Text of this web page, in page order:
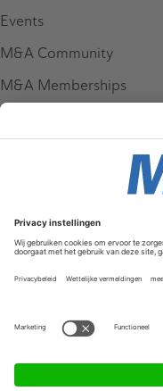
Events
M&A Community
M&A Memberships
Service & Contact
Contact
FAQ
Werken bij ons
Algemene Voorwaarden